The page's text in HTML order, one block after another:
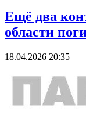
Ещё два
области
18.04.2026 20:35